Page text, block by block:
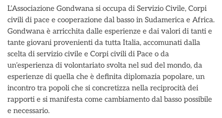
L’Associazione Gondwana si occupa di Servizio Civile, Corpi
civili di pace e cooperazione dal basso in Sudamerica e Africa.
Gondwana è arricchita dalle esperienze e dai valori di tanti e
tante giovani provenienti da tutta Italia, accomunati dalla
scelta di servizio civile e Corpi civili di Pace o da
un’esperienza di volontariato svolta nel sud del mondo, da
esperienze di quella che è definita diplomazia popolare, un
incontro tra popoli che si concretizza nella reciprocità dei
rapporti e si manifesta come cambiamento dal basso possibile
e necessario.